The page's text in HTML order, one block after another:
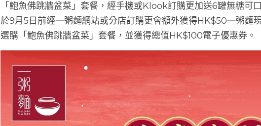
「鮑魚佛跳牆盆菜」套餐，經手機或Klook訂購更加送6罐無糖可
於9月5日前經一粥麵網站或分店訂購更會額外獲得HK$50一粥麵
選購「鮑魚佛跳牆盆菜」套餐，並獲得總值HK$100電子優惠券。